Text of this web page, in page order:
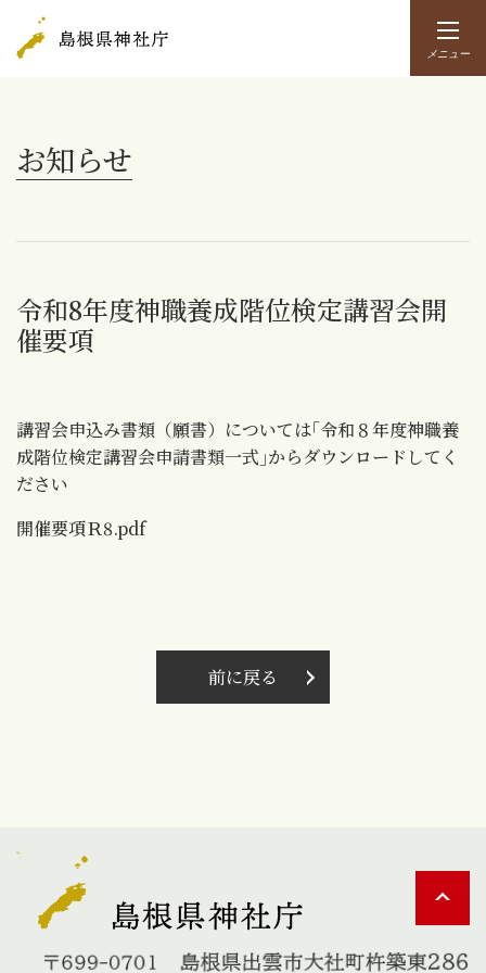
メニュー
お知らせ
令和8年度神職養成階位検定講習会開
催要項
講習会申込み書類（願書）については｢令和８年度神職養
成階位検定講習会申請書類一式｣からダウンロードしてく
ださい
開催要項Ｒ8.pdf
前に戻る